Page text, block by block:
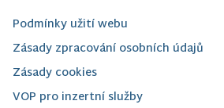
Podmínky užití webu
Zásady zpracování osobních údajů
Zásady cookies
VOP pro inzertní služby